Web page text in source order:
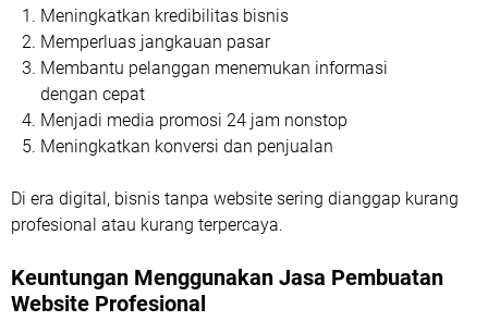
Meningkatkan kredibilitas bisnis
Memperluas jangkauan pasar
Membantu pelanggan menemukan informasi
dengan cepat
Menjadi media promosi 24 jam nonstop
Meningkatkan konversi dan penjualan
Di era digital, bisnis tanpa website sering dianggap kurang
profesional atau kurang terpercaya.
Keuntungan Menggunakan Jasa Pembuatan
Website Profesional